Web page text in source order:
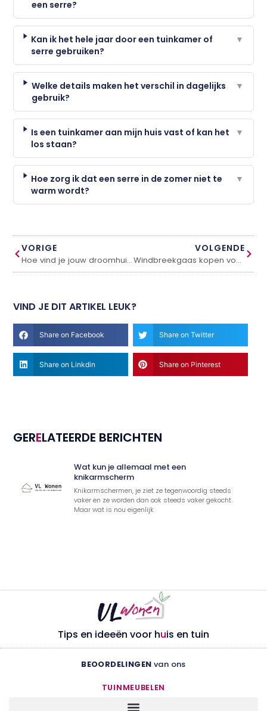
een serre?
Kan ik het hele jaar door een tuinkamer of
serre gebruiken?
▼
Welke details maken het verschil in dagelijks
gebruik?
▼
Is een tuinkamer aan mijn huis vast of kan het
los staan?
▼
Hoe zorg ik dat een serre in de zomer niet te
warm wordt?
▼
VORIGE
Hoe vind je jouw droomhuis met professionele makelaarsdiensten?
VOLGENDE
Windbreekgaas kopen voor privacy zonder opgesloten gevoel
VIND JE DIT ARTIKEL LEUK?
Share on Facebook Share on Twitter
Share on Linkdin Share on Pinterest
GERELATEERDE BERICHTEN
Wat kun je allemaal met een
knikarmscherm
Knikarmschermen, je ziet ze tegenwoordig steeds
vaker en ze worden dan ook steeds vaker gekocht.
Maar wat is nou eigenlijk
Tips en ideeën voor huis en tuin
BEOORDELINGEN van ons
TUINMEUBELEN